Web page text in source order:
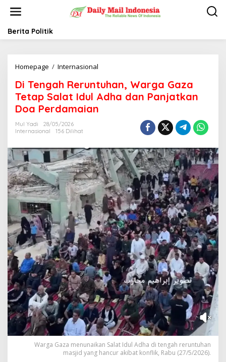
t
Berita Politik
Homepage / Internasional
T
e
n
e
u
n
t
h
a
n
,
W
a
r
g
a
G
a
z
a
T
e
t
a
p
Di Tengah Reruntuhan, Warga Gaza
Tetap Salat Idul Adha dan Panjatkan
Doa Perdamaian
Mul Yadi
28/05/2026
Internasional
156 Dilihat
Warga Gaza menunaikan Salat Idul Adha di tengah reruntuhan
masjid yang hancur akibat konflik, Rabu (27/5/2026).